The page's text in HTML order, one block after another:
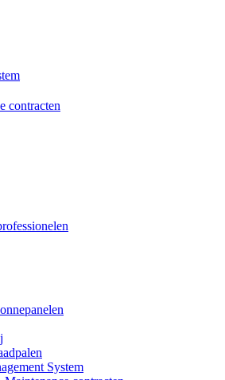
contracten
System